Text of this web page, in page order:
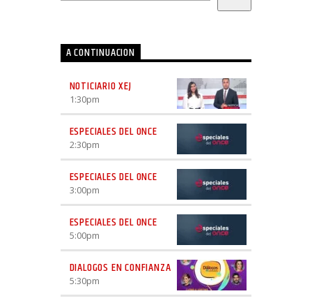
A CONTINUACION
NOTICIARIO XEJ
1:30pm
ESPECIALES DEL ONCE
2:30pm
ESPECIALES DEL ONCE
3:00pm
ESPECIALES DEL ONCE
5:00pm
DIALOGOS EN CONFIANZA
5:30pm